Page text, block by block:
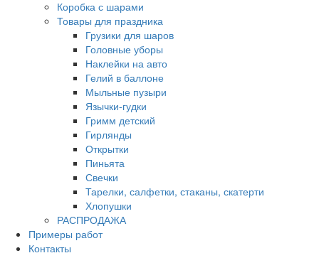
Коробка с шарами
Товары для праздника
Грузики для шаров
Головные уборы
Наклейки на авто
Гелий в баллоне
Мыльные пузыри
Язычки-гудки
Гримм детский
Гирлянды
Открытки
Пиньята
Свечки
Тарелки, салфетки, стаканы, скатерти
Хлопушки
РАСПРОДАЖА
Примеры работ
Контакты